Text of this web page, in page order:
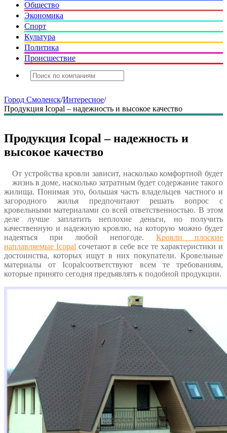
Общество
Экономика
Спорт
Культура
Политика
Происшествие
Город Смоленск/Интересное/
Продукция Icopal – надежность и высокое качество
Продукция Icopal – надежность и
высокое качество
От устройства кровли зависит, насколько комфортной будет
жизнь в доме, насколько затратным будет содержание такого
жилища. Понимая это, большая часть владельцев частного и
загородного жилья предпочитают решать вопрос с
кровельными материалами со всей ответственностью. В этом
деле лучше заплатить неплохие деньги, но получить
качественную и надежную кровлю, на которую можно будет
надеяться при любой непогоде. Кровли плоские
наплавляемые Icopal сочетают в себе все те характеристики и
достоинства, которых ищут в них покупатели. Кровельные
материалы отIcopalсоответствуют всем те требованиям,
которые принято сегодня предъявлять к подобной продукции.